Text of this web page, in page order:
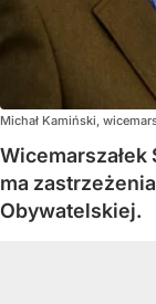
Michał Kamiński,
Wicemarszałek
ma
Obywatelskiej.